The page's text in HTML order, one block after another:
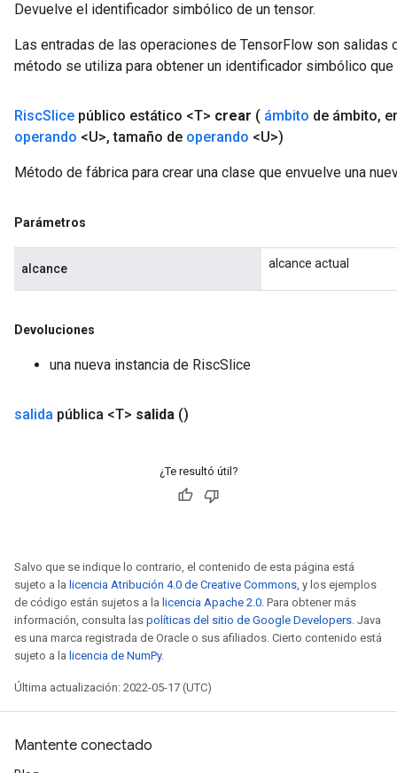
Devuelve el identificador simbólico de un tensor.
Las entradas de las operaciones de TensorFlow son salidas
método se utiliza para obtener un identificador simbólico
RiscSlice público estático <T> crear ( ámbito de ámbito,
operando <U>, tamaño de operando <U>)
Método de fábrica para crear una clase que envuelve una
Parámetros
alcance alcance actual
Devoluciones
una nueva instancia de RiscSlice
salida pública <T> salida ()
¿Te resultó útil?
Salvo que se indique lo contrario, el contenido de esta página está
sujeto a la licencia Atribución 4.0 de Creative Commons, y los ejemplos
de código están sujetos a la licencia Apache 2.0. Para obtener más
información, consulta las políticas del sitio de Google Developers. Java
es una marca registrada de Oracle o sus afiliados. Cierto contenido está
sujeto a la licencia de NumPy.
Última actualización: 2022-05-17 (UTC)
Mantente conectado